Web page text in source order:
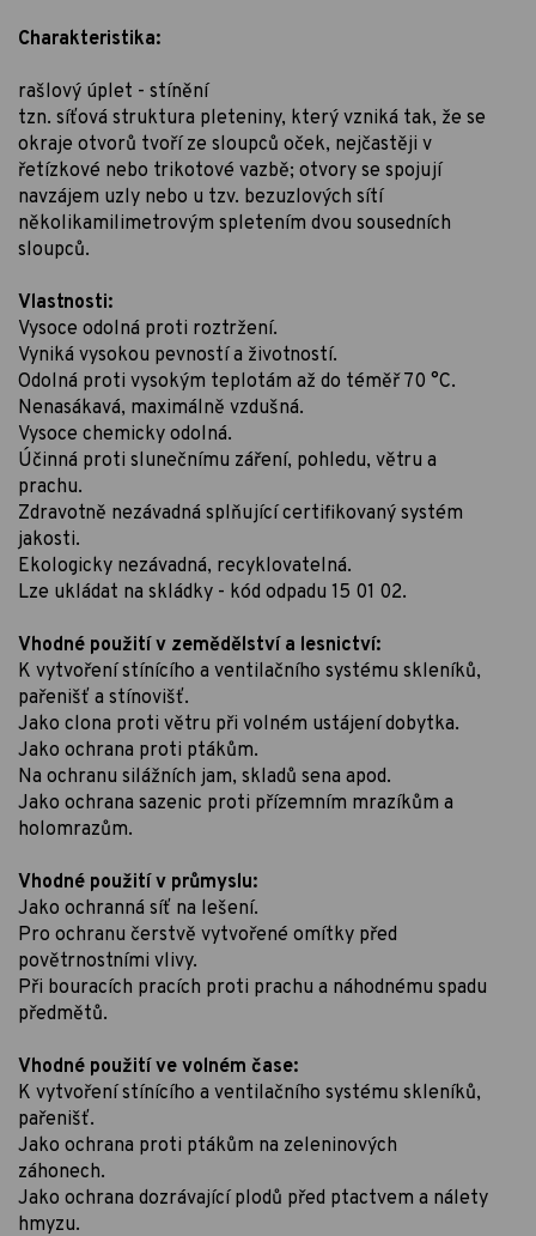
Charakteristika:
rašlový úplet - stínění
tzn. síťová struktura pleteniny, který vzniká tak, že se
okraje otvorů tvoří ze sloupců oček, nejčastěji v
řetízkové nebo trikotové vazbě; otvory se spojují
navzájem uzly nebo u tzv. bezuzlových sítí
několikamilimetrovým spletením dvou sousedních
sloupců.
Vlastnosti:
Vysoce odolná proti roztržení.
Vyniká vysokou pevností a životností.
Odolná proti vysokým teplotám až do téměř 70 °C.
Nenasákavá, maximálně vzdušná.
Vysoce chemicky odolná.
Účinná proti slunečnímu záření, pohledu, větru a
prachu.
Zdravotně nezávadná splňující certifikovaný systém
jakosti.
Ekologicky nezávadná, recyklovatelná.
Lze ukládat na skládky - kód odpadu 15 01 02.
Vhodné použití v zemědělství a lesnictví:
K vytvoření stínícího a ventilačního systému skleníků,
pařenišť a stínovišť.
Jako clona proti větru při volném ustájení dobytka.
Jako ochrana proti ptákům.
Na ochranu silážních jam, skladů sena apod.
Jako ochrana sazenic proti přízemním mrazíkům a
holomrazům.
Vhodné použití v průmyslu:
Jako ochranná síť na lešení.
Pro ochranu čerstvě vytvořené omítky před
povětrnostními vlivy.
Při bouracích pracích proti prachu a náhodnému spadu
předmětů.
Vhodné použití ve volném čase:
K vytvoření stínícího a ventilačního systému skleníků,
pařenišť.
Jako ochrana proti ptákům na zeleninových
záhonech.
Jako ochrana dozrávající plodů před ptactvem a nálety
hmyzu.